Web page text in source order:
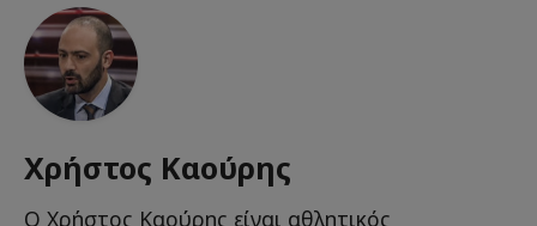
Χρήστος Καούρης
Ο Χρήστος Καούρης είναι αθλητικός